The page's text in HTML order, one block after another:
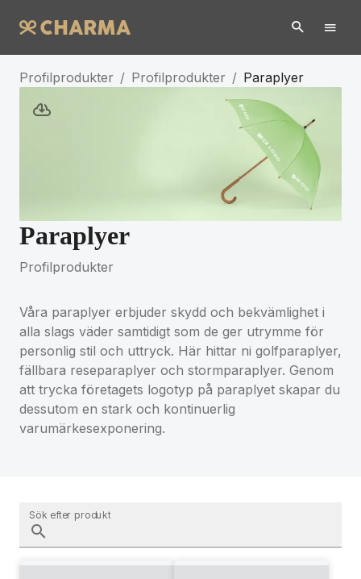
Profilprodukter / Profilprodukter / Paraplyer
Paraplyer
Profilprodukter
Våra paraplyer erbjuder skydd och bekvämlighet i
alla slags väder samtidigt som de ger utrymme för
personlig stil och uttryck. Här hittar ni golfparaplyer,
fällbara reseparaplyer och stormparaplyer. Genom
att trycka företagets logotyp på paraplyet skapar du
dessutom en stark och kontinuerlig
varumärkesexponering.
Sök efter produkt